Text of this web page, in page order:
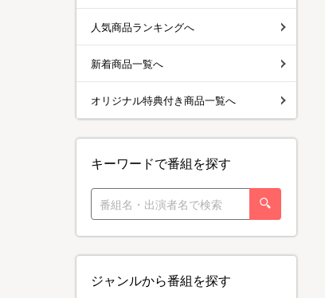
人気商品ランキングへ
新着商品一覧へ
オリジナル特典付き商品一覧へ
キーワードで番組を探す
ジャンルから番組を探す